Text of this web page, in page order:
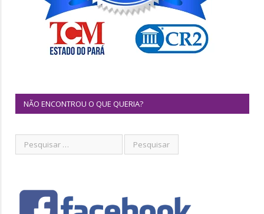
NÃO ENCONTROU O QUE QUERIA?